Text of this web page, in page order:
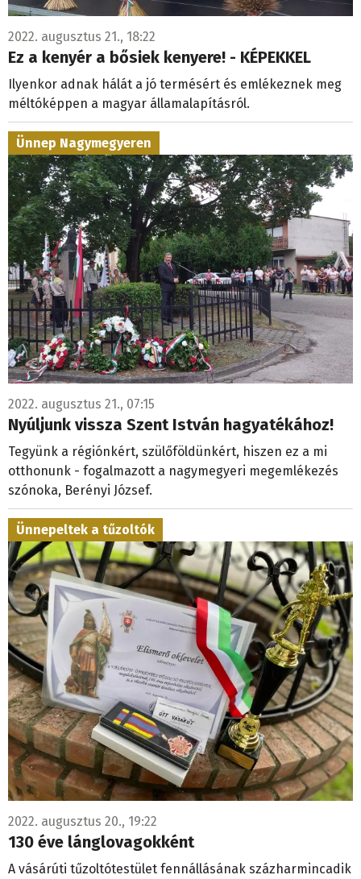
2022. augusztus 21., 18:22
Ez a kenyér a bősiek kenyere! - KÉPEKKEL
Ilyenkor adnak hálát a jó termésért és emlékeznek meg
méltóképpen a magyar államalapításról.
Ünnep Nagymegyeren
2022. augusztus 21., 07:15
Nyúljunk vissza Szent István hagyatékához!
Tegyünk a régiónkért, szülőföldünkért, hiszen ez a mi
otthonunk - fogalmazott a nagymegyeri megemlékezés
szónoka, Berényi József.
Ünnepeltek a tűzoltók
2022. augusztus 20., 19:22
130 éve lánglovagokként
A vásárúti tűzoltótestület fennállásának százharmincadik